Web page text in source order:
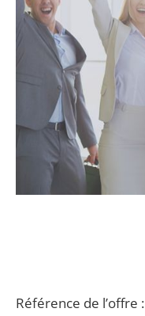
Référence de l’offre :